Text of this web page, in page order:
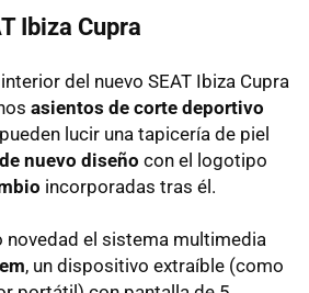
Ibiza Cupra
del nuevo SEAT Ibiza Cupra
asientos de corte deportivo
lucir una tapicería de piel
nuevo diseño con el logotipo
incorporadas tras él.
novedad el sistema multimedia
, un dispositivo extraíble (como